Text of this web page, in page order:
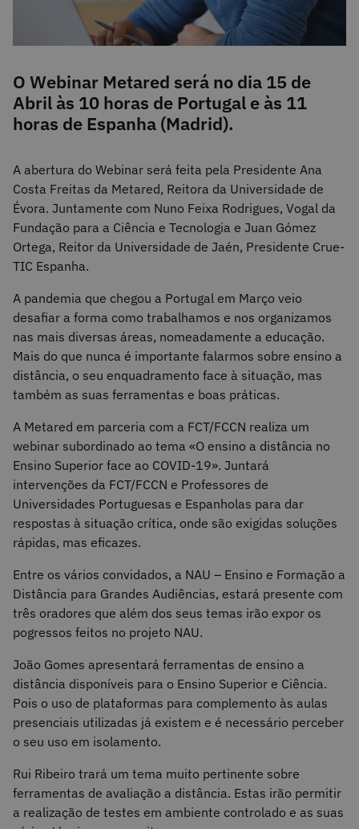
O Webinar Metared será no dia 15 de
Abril às 10 horas de Portugal e às 11
horas de Espanha (Madrid).
A abertura do Webinar será feita pela Presidente Ana
Costa Freitas da Metared, Reitora da Universidade de
Évora. Juntamente com Nuno Feixa Rodrigues, Vogal da
Fundação para a Ciência e Tecnologia e Juan Gómez
Ortega, Reitor da Universidade de Jaén, Presidente Crue-
TIC Espanha.
A pandemia que chegou a Portugal em Março veio
desafiar a forma como trabalhamos e nos organizamos
nas mais diversas áreas, nomeadamente a educação.
Mais do que nunca é importante falarmos sobre ensino a
distância, o seu enquadramento face à situação, mas
também as suas ferramentas e boas práticas.
A Metared em parceria com a FCT/FCCN realiza um
webinar subordinado ao tema «O ensino a distância no
Ensino Superior face ao COVID-19». Juntará
intervenções da FCT/FCCN e Professores de
Universidades Portuguesas e Espanholas para dar
respostas à situação crítica, onde são exigidas soluções
rápidas, mas eficazes.
Entre os vários convidados, a NAU – Ensino e Formação a
Distância para Grandes Audiências, estará presente com
três oradores que além dos seus temas irão expor os
pogressos feitos no projeto NAU.
João Gomes apresentará ferramentas de ensino a
distância disponíveis para o Ensino Superior e Ciência.
Pois o uso de plataformas para complemento às aulas
presenciais utilizadas já existem e é necessário perceber
o seu uso em isolamento.
Rui Ribeiro trará um tema muito pertinente sobre
ferramentas de avaliação a distância. Estas irão permitir
a realização de testes em ambiente controlado e as suas